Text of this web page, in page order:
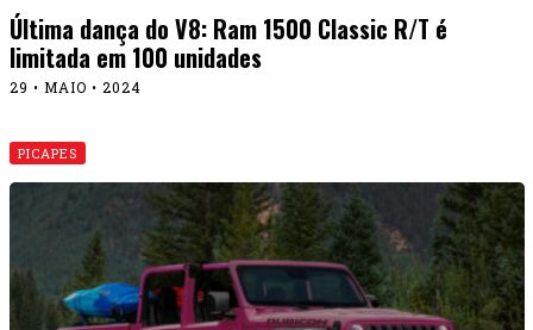
Última dança do V8: Ram 1500 Classic R/T é
limitada em 100 unidades
29 • MAIO • 2024
PICAPES